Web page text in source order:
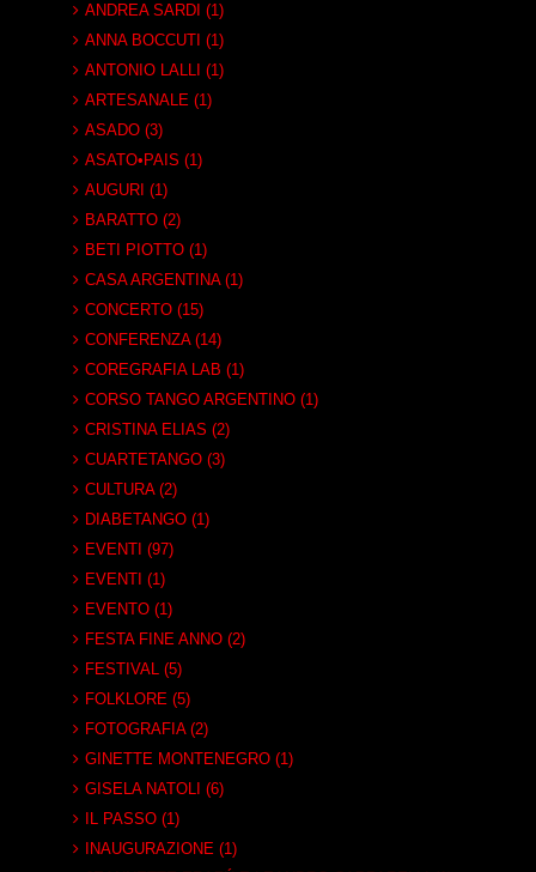
ANDREA SARDI (1)
ANNA BOCCUTI (1)
ANTONIO LALLI (1)
ARTESANALE (1)
ASADO (3)
ASATO•PAIS (1)
AUGURI (1)
BARATTO (2)
BETI PIOTTO (1)
CASA ARGENTINA (1)
CONCERTO (15)
CONFERENZA (14)
COREGRAFIA LAB (1)
CORSO TANGO ARGENTINO (1)
CRISTINA ELIAS (2)
CUARTETANGO (3)
CULTURA (2)
DIABETANGO (1)
EVENTI (97)
EVENTI (1)
EVENTO (1)
FESTA FINE ANNO (2)
FESTIVAL (5)
FOLKLORE (5)
FOTOGRAFIA (2)
GINETTE MONTENEGRO (1)
GISELA NATOLI (6)
IL PASSO (1)
INAUGURAZIONE (1)